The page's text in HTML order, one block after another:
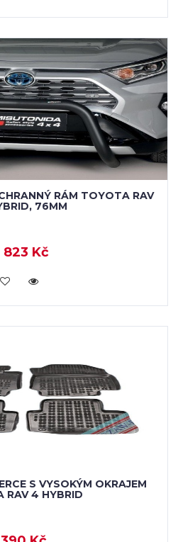
RÁM TOYOTA RAV
76MM
823 Kč
KOUPIT
S VYSOKÝM OKRAJEM
RAV 4 HYBRID